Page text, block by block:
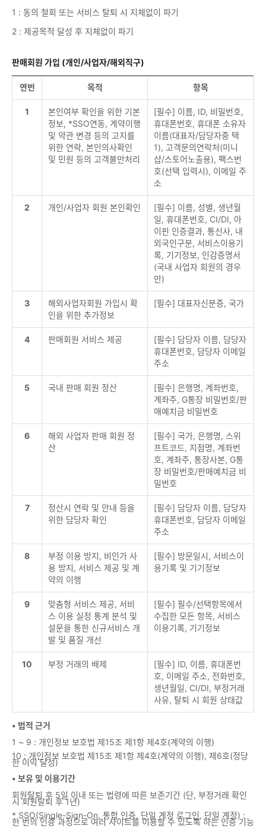
1 : 동의 철회 또는 서비스 탈퇴 시 지체없이 파기
2 : 제공목적 달성 후 지체없이 파기
판매회원 가입 (개인/사업자/해외직구)
연번 목적 항목
1
본인여부 확인을 위한 기본
정보, *SSO연동, 계약이행
및 약관 변경 등의 고지를
위한 연락, 본인의사확인
및 민원 등의 고객불만처리
[필수] 이름, ID, 비밀번호,
휴대폰번호, 휴대폰 소유자
이름(대표자/담당자중 택
1), 고객문의연락처(미니
샵/스토어노출용), 팩스번
호(선택 입력시), 이메일 주
소
2 개인/사업자 회원 본인확인
[필수] 이름, 성별, 생년월
일, 휴대폰번호, CI/DI, 아
이핀 인증결과, 통신사, 내
외국인구분, 서비스이용기
록, 기기정보, 인감증명서
(국내 사업자 회원의 경우
만)
3
해외사업자회원 가입시 확
인을 위한 추가정보
[필수] 대표자신분증, 국가
4 판매회원 서비스 제공
[필수] 담당자 이름, 담당자
휴대폰번호, 담당자 이메일
주소
5 국내 판매 회원 정산
[필수] 은행명, 계좌번호,
계좌주, G통장 비밀번호/판
매예치금 비밀번호
6
해외 사업자 판매 회원 정
산
[필수] 국가, 은행명, 스위
프트코드, 지점명, 계좌번
호, 계좌주, 통장사본, G통
장 비밀번호/판매예치금 비
밀번호
7
정산시 연락 및 안내 등을
위한 담당자 확인
[필수] 담당자 이름, 담당자
휴대폰번호, 담당자 이메일
주소
8
부정 이용 방지, 비인가 사
용 방지, 서비스 제공 및 계
약의 이행
[필수] 방문일시, 서비스이
용기록 및 기기정보
9
맞춤형 서비스 제공, 서비
스 이용 실정 통계 분석 및
설문을 통한 신규서비스 개
발 및 품질 개선
[필수] 필수/선택항목에서
수집한 모든 항목, 서비스
이용기록, 기기정보
10 부정 거래의 배제
[필수] ID, 이름, 휴대폰번
호, 이메일 주소, 전화번호,
생년월일, CI/DI, 부정거래
사유, 탈퇴 시 회원 상태값
• 법적 근거
1 ~ 9 : 개인정보 보호법 제15조 제1항 제4호(계약의 이행)
10 : 개인정보 보호법 제15조 제1항 제4호(계약의 이행), 제6호(정당
한 이익 달성)
• 보유 및 이용기간
회원탈퇴 후 5일 이내 또는 법령에 따른 보존기간 (단, 부정거래 확인
시 회원탈퇴 후 1년)
* SSO(Single-Sign-On, 통합 인증, 단일 계정 로그인, 단일 계정) :
한 번의 인증 과정으로 여러 사이트를 이용할 수 있도록 하는 인증 기능